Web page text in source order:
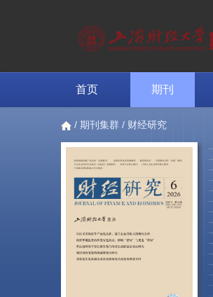
首页 期刊
/ 期刊集群 / 财经研究